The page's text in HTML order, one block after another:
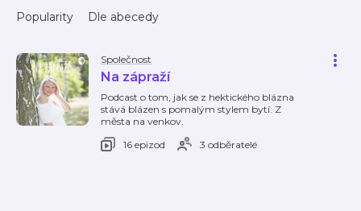
Popularity Dle abecedy
Společnost
Na zápraží
Podcast o tom, jak se z hektického blázna
stává blázen s pomalým stylem bytí. Z
města na venkov.
16 epizod
3 odběratelé